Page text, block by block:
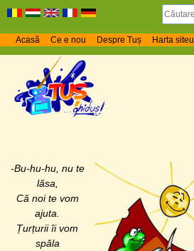
Acasă Ce e nou Despre Tuș Harta
-Bu-hu-hu, nu te
lăsa,
Că noi te vom
ajuta.
Țurțurii îi vom
spăla